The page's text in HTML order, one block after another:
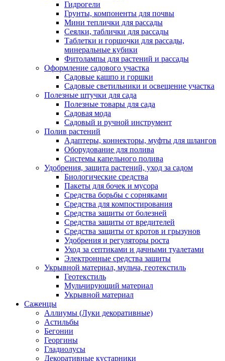
Гидрогели
Грунты, компоненты для почвы
Мини теплички для рассады
Сеялки, таблички для рассады
Таблетки и горшочки для рассады,
минеральные кубики
Фитолампы для растений и рассады
Оформление садового участка
Садовые кашпо и горшки
Садовые светильники и освещение участка
Полезные штучки для сада
Полезные товары для сада
Садовая мода
Садовый и ручной инструмент
Полив растений
Адаптеры, коннекторы, муфты для шлангов
Оборудование для полива
Системы капельного полива
Удобрения, защита растений, уход за садом
Биологические средства
Пакеты для бочек и мусора
Средства борьбы с сорняками
Средства для компостирования
Средства защиты от болезней
Средства защиты от вредителей
Средства защиты от кротов и грызунов
Удобрения и регуляторы роста
Уход за септиками и дачными туалетами
Электронные средства защиты
Укрывной материал, мульча, геотекстиль
Геотекстиль
Мульчирующий материал
Укрывной материал
Саженцы
Аллиумы (Луки декоративные)
Астильбы
Бегонии
Георгины
Гладиолусы
Декоративные кустарники